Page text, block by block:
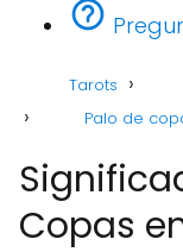
Tarots
Palo de
Copas